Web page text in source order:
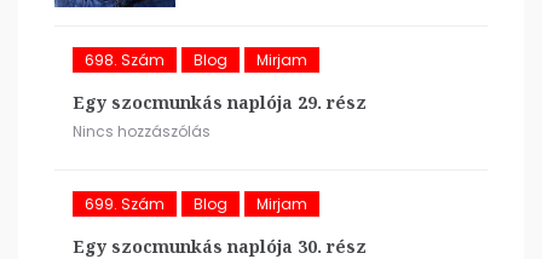
698. Szám Blog Mirjam
Egy szocmunkás naplója 29. rész
Nincs hozzászólás
699. Szám Blog Mirjam
Egy szocmunkás naplója 30. rész